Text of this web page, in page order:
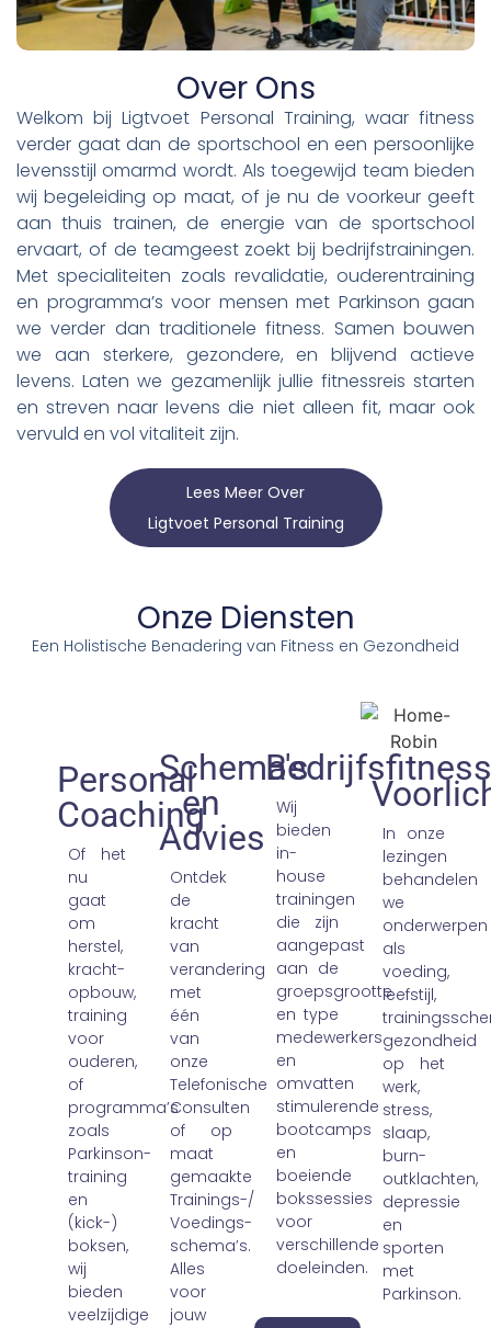
Over Ons
Welkom bij Ligtvoet Personal Training, waar fitness
verder gaat dan de sportschool en een persoonlijke
levensstijl omarmd wordt. Als toegewijd team bieden
wij begeleiding op maat, of je nu de voorkeur geeft
aan thuis trainen, de energie van de sportschool
ervaart, of de teamgeest zoekt bij bedrijfstrainingen.
Met specialiteiten zoals revalidatie, ouderentraining
en programma’s voor mensen met Parkinson gaan
we verder dan traditionele fitness. Samen bouwen
we aan sterkere, gezondere, en blijvend actieve
levens. Laten we gezamenlijk jullie fitnessreis starten
en streven naar levens die niet alleen fit, maar ook
vervuld en vol vitaliteit zijn.
Lees Meer Over
Ligtvoet Personal Training
Onze Diensten
Een Holistische Benadering van Fitness en Gezondheid
Personal
Coaching
Of het
nu
gaat
om
herstel,
kracht-
opbouw,
training
voor
ouderen,
of
programma’s
zoals
Parkinson-
training
en
(kick-)
boksen,
wij
bieden
veelzijdige
Schema's
en
Advies
Ontdek
de
kracht
van
verandering
met
één
van
onze
Telefonische
Consulten
of op
maat
gemaakte
Trainings-/
Voedings-
schema’s.
Alles
voor
jouw
Bedrijfsfitness
Wij
bieden
in-
house
trainingen
die zijn
aangepast
aan de
groepsgrootte
en type
medewerkers
en
omvatten
stimulerende
bootcamps
en
boeiende
bokssessies
voor
verschillende
doeleinden.
In onze
lezingen
behandelen
we
onderwerpen
als
voeding,
leefstijl,
gezondheid
op het
werk,
stress,
slaap,
burn-
outklachten,
depressie
en
sporten
met
Parkinson.